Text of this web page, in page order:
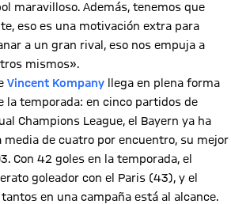
maravilloso. Además, tenemos que
eso es una motivación extra para
a un gran rival, eso nos empuja a
mismos».
Vincent Kompany llega en plena forma
la temporada: en cinco partidos de
Champions League, el Bayern ya ha
media de cuatro por encuentro, su mejor
Con 42 goles en la temporada, el
goleador con el Paris (43), y el
en una campaña está al alcance.